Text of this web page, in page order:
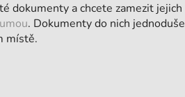
dokumenty a chcete zamezit jejich
. Dokumenty do nich jednoduše
místě.